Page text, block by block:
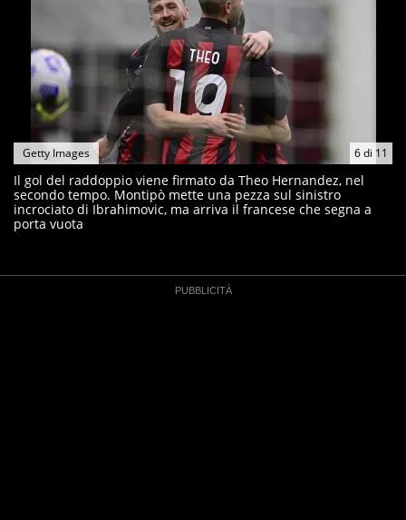
6di 11
Getty Images
Il gol del raddoppio viene firmato da Theo Hernandez, nel
secondo tempo. Montipò mette una pezza sul sinistro
incrociato di Ibrahimovic, ma arriva il francese che segna a
porta vuota